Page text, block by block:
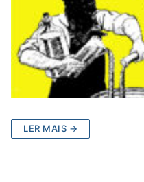
LER MAIS →